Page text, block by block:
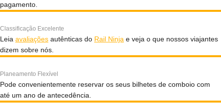
pagamento.
Classificação Excelente
Leia avaliações autênticas do Rail Ninja e veja o que nossos viajantes
dizem sobre nós.
Planeamento Flexível
Pode convenientemente reservar os seus bilhetes de comboio com
até um ano de antecedência.